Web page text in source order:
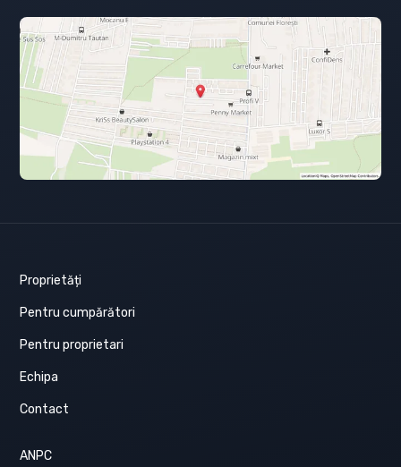
Proprietăți
Pentru cumpărători
Pentru proprietari
Echipa
Contact
ANPC